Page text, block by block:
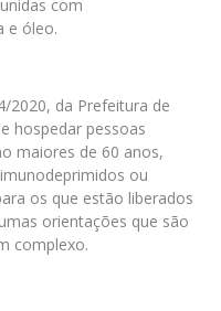
com
e óleo.
2020, da Prefeitura de
hospedar pessoas
maiores de 60 anos,
ou
os que estão liberados
orientações que são
complexo.